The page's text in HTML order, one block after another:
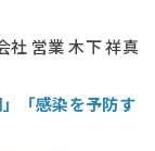
社 営業 木下 祥真
「感染を予防す